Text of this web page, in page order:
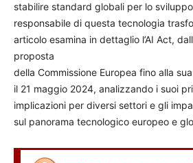
stabilire standard globali per lo sviluppo
responsabile di questa tecnologia
articolo esamina in dettaglio l’AI Act,
proposta
della Commissione Europea fino alla
il 21 maggio 2024, analizzando i suoi
implicazioni per diversi settori e gli
sul panorama tecnologico europeo e